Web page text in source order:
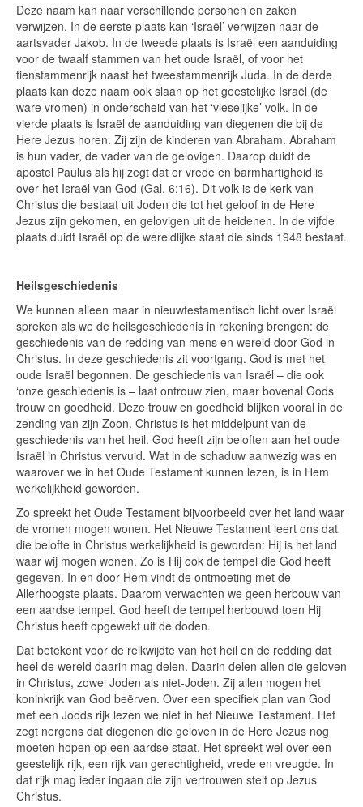
Deze naam kan naar verschillende personen en zaken
verwijzen. In de eerste plaats kan ‘Israël’ verwijzen naar de
aartsvader Jakob. In de tweede plaats is Israël een aanduiding
voor de twaalf stammen van het oude Israël, of voor het
tienstammenrijk naast het tweestammenrijk Juda. In de derde
plaats kan deze naam ook slaan op het geestelijke Israël (de
ware vromen) in onderscheid van het ‘vleselijke’ volk. In de
vierde plaats is Israël de aanduiding van diegenen die bij de
Here Jezus horen. Zij zijn de kinderen van Abraham. Abraham
is hun vader, de vader van de gelovigen. Daarop duidt de
apostel Paulus als hij zegt dat er vrede en barmhartigheid is
over het Israël van God (Gal. 6:16). Dit volk is de kerk van
Christus die bestaat uit Joden die tot het geloof in de Here
Jezus zijn gekomen, en gelovigen uit de heidenen. In de vijfde
plaats duidt Israël op de wereldlijke staat die sinds 1948 bestaat.
Heilsgeschiedenis
We kunnen alleen maar in nieuwtestamentisch licht over Israël
spreken als we de heilsgeschiedenis in rekening brengen: de
geschiedenis van de redding van mens en wereld door God in
Christus. In deze geschiedenis zit voortgang. God is met het
oude Israël begonnen. De geschiedenis van Israël – die ook
‘onze geschiedenis is – laat ontrouw zien, maar bovenal Gods
trouw en goedheid. Deze trouw en goedheid blijken vooral in de
zending van zijn Zoon. Christus is het middelpunt van de
geschiedenis van het heil. God heeft zijn beloften aan het oude
Israël in Christus vervuld. Wat in de schaduw aanwezig was en
waarover we in het Oude Testament kunnen lezen, is in Hem
werkelijkheid geworden.
Zo spreekt het Oude Testament bijvoorbeeld over het land waar
de vromen mogen wonen. Het Nieuwe Testament leert ons dat
die belofte in Christus werkelijkheid is geworden: Hij is het land
waar wij mogen wonen. Zo is Hij ook de tempel die God heeft
gegeven. In en door Hem vindt de ontmoeting met de
Allerhoogste plaats. Daarom verwachten we geen herbouw van
een aardse tempel. God heeft de tempel herbouwd toen Hij
Christus heeft opgewekt uit de doden.
Dat betekent voor de reikwijdte van het heil en de redding dat
heel de wereld daarin mag delen. Daarin delen allen die geloven
in Christus, zowel Joden als niet-Joden. Zij allen mogen het
koninkrijk van God beërven. Over een specifiek plan van God
met een Joods rijk lezen we niet in het Nieuwe Testament. Het
zegt nergens dat diegenen die geloven in de Here Jezus nog
moeten hopen op een aardse staat. Het spreekt wel over een
geestelijk rijk, een rijk van gerechtigheid, vrede en vreugde. In
dat rijk mag ieder ingaan die zijn vertrouwen stelt op Jezus
Christus.